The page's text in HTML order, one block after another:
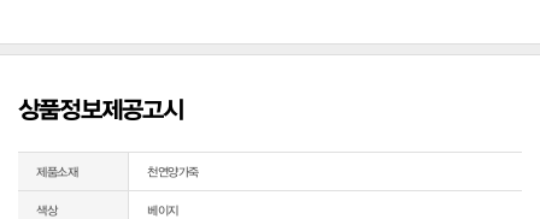
상품정보제공고시
제품소재 천연양가죽
색상 베이지